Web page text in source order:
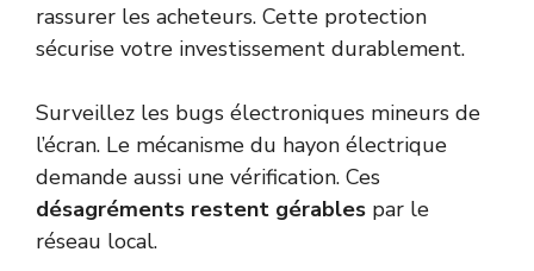
rassurer les acheteurs. Cette protection
sécurise votre investissement durablement.
Surveillez les bugs électroniques mineurs de
l’écran. Le mécanisme du hayon électrique
demande aussi une vérification. Ces
désagréments restent gérables par le
réseau local.